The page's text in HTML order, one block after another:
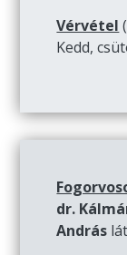
Vérvétel
Kedd,
dr.
András